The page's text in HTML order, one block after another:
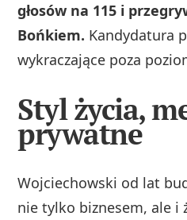
głosów na 115 i
Bońkiem. Kandydatura
wykraczające poza
Styl życia,
prywatne
Wojciechowski od lat
nie tylko biznesem, ale i